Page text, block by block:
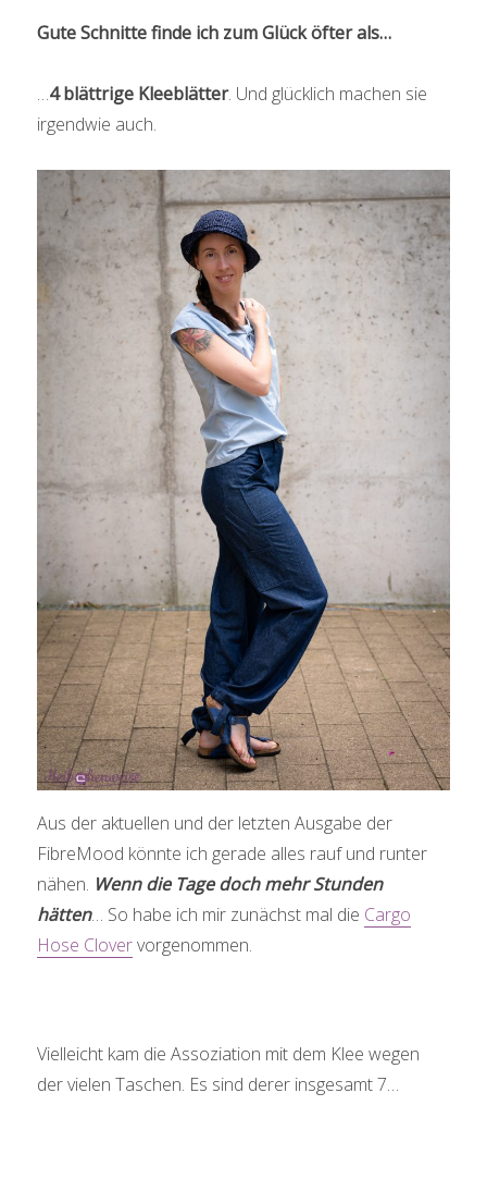
Gute Schnitte finde ich zum Glück öfter als…
…4 blättrige Kleeblätter. Und glücklich machen sie
irgendwie auch.
Aus der aktuellen und der letzten Ausgabe der
FibreMood könnte ich gerade alles rauf und runter
nähen. Wenn die Tage doch mehr Stunden
hätten… So habe ich mir zunächst mal die Cargo
Hose Clovervorgenommen.
Vielleicht kam die Assoziation mit dem Klee wegen
der vielen Taschen. Es sind derer insgesamt 7…